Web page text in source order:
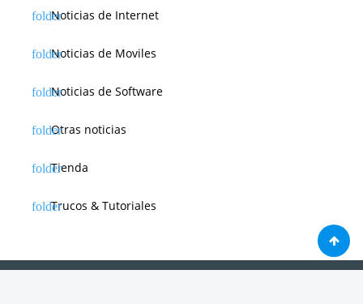
Noticias de Internet
Noticias de Moviles
Noticias de Software
Otras noticias
Tienda
Trucos & Tutoriales